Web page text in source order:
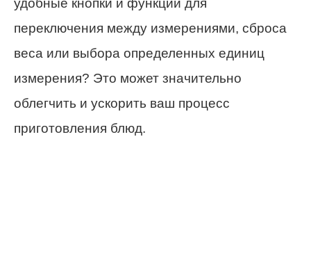
удобные кнопки и функции для
переключения между измерениями, сброса
веса или выбора определенных единиц
измерения? Это может значительно
облегчить и ускорить ваш процесс
приготовления блюд.